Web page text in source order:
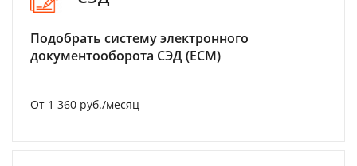
Подобрать систему электронного
документооборота СЭД (ECM)
От 1 360 руб./месяц